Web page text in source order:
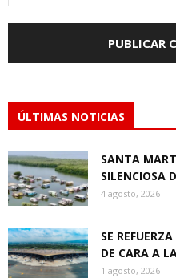
ÚLTIMAS NOTICIAS
SANTA
SILENCIOSA
4 agosto, 2026
SE
DE CARA A
1 agosto, 2026